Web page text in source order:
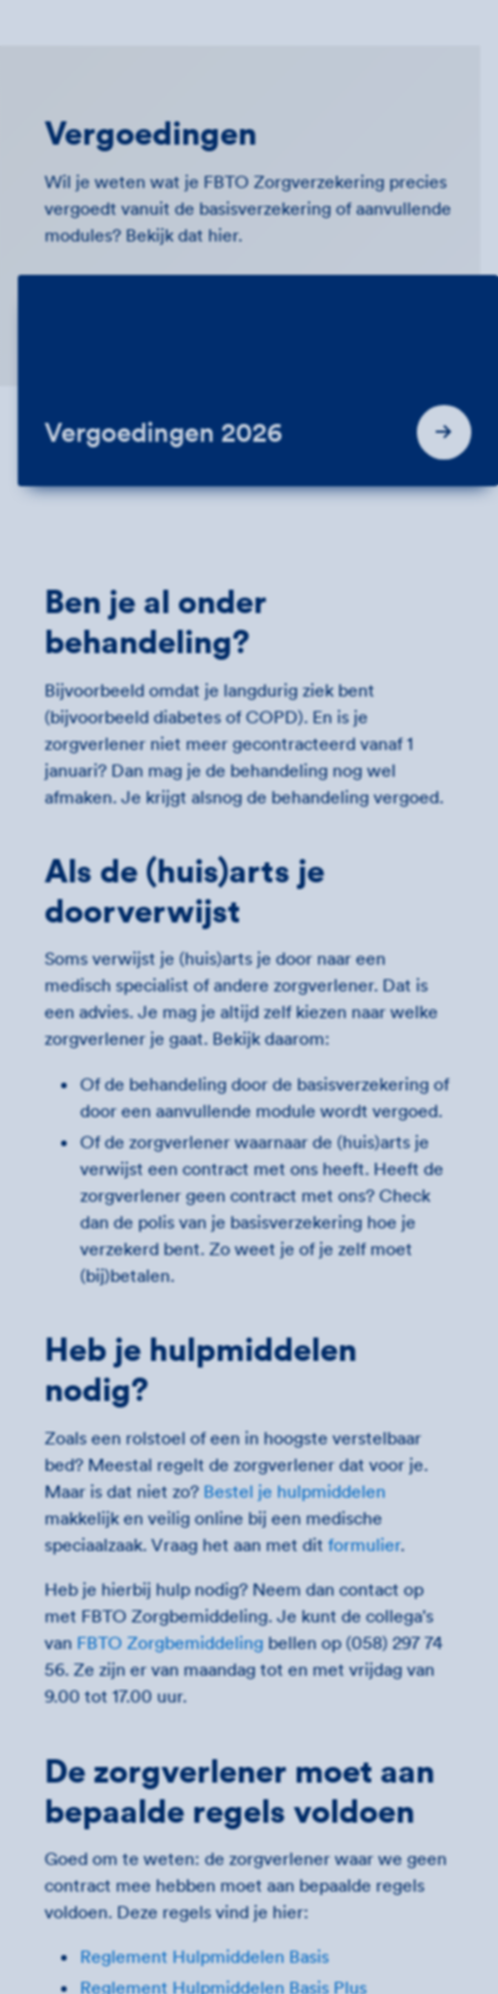
Vergoedingen
Wil je weten wat je FBTO Zorgverzekering precies
vergoedt vanuit de basisverzekering of aanvullende
modules? Bekijk dat hier.
Vergoedingen 2026
Ben je al onder
behandeling?
Bijvoorbeeld omdat je langdurig ziek bent
(bijvoorbeeld diabetes of COPD). En is je
zorgverlener niet meer gecontracteerd vanaf 1
januari? Dan mag je de behandeling nog wel
afmaken. Je krijgt alsnog de behandeling vergoed.
Als de (huis)arts je
doorverwijst
Soms verwijst je (huis)arts je door naar een
medisch specialist of andere zorgverlener. Dat is
een advies. Je mag je altijd zelf kiezen naar welke
zorgverlener je gaat. Bekijk daarom:
Of de behandeling door de basisverzekering of
door een aanvullende module wordt vergoed.
Of de zorgverlener waarnaar de (huis)arts je
verwijst een contract met ons heeft. Heeft de
zorgverlener geen contract met ons? Check
dan de polis van je basisverzekering hoe je
verzekerd bent. Zo weet je of je zelf moet
(bij)betalen.
Heb je hulpmiddelen
nodig?
Zoals een rolstoel of een in hoogste verstelbaar
bed? Meestal regelt de zorgverlener dat voor je.
Maar is dat niet zo?Bestel je hulpmiddelen
makkelijk en veilig online bij een medische
speciaalzaak. Vraag het aan met ditformulier.
Heb je hierbij hulp nodig? Neem dan contact op
met FBTO Zorgbemiddeling. Je kunt de collega's
vanFBTO Zorgbemiddelingbellen op(058) 297 74
56. Ze zijn er van maandag tot en met vrijdag van
9.00 tot 17.00 uur.
De zorgverlener moet aan
bepaalde regels voldoen
Goed om te weten: de zorgverlener waar we geen
contract mee hebben moet aan bepaalde regels
voldoen. Deze regels vind je hier:
Reglement Hulpmiddelen Basis
Reglement Hulpmiddelen Basis Plus